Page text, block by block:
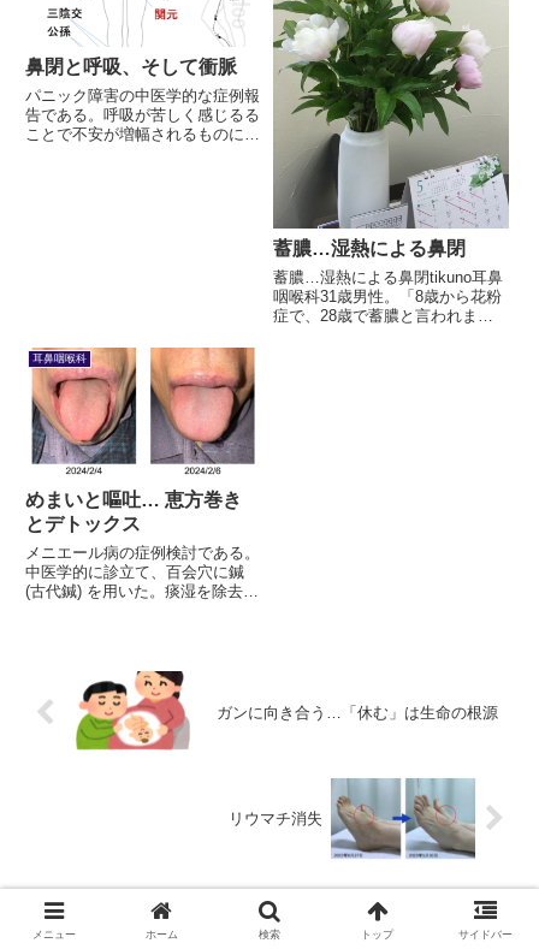
鼻閉と呼吸、そして衝脈
パニック障害の中医学的な症例報
告である。呼吸が苦しく感じるる
ことで不安が増幅されるものに、
蓄膿…湿熱による鼻閉
蓄膿…湿熱による鼻閉tikuno耳鼻
咽喉科31歳男性。「8歳から花粉
症で、28歳で蓄膿と言われまし
耳鼻咽喉科
めまいと嘔吐… 恵方巻き
とデトックス
メニエール病の症例検討である。
中医学的に診立て、百会穴に鍼
(古代鍼) を用いた。痰湿を除去す
ガンに向き合う…「休む」は生命の根源
リウマチ消失
メニュー ホーム 検索 トップ サイドバー